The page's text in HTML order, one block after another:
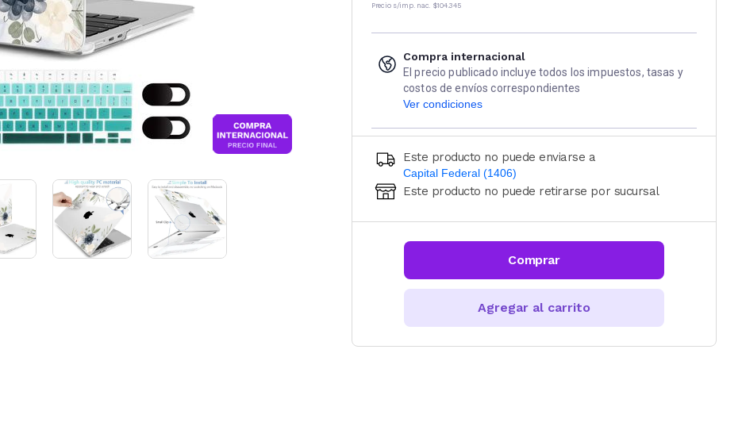
Precio s/imp. nac. $104.345
Compra internacional
El precio publicado incluye todos los impuestos, tasas y
costos de envíos correspondientes
Ver condiciones
Este producto no puede enviarse a
Capital Federal (1406)
Ingresá código postal (sólo números)
CALCULAR
Este producto no puede retirarse por sucursal
Comprar
Agregar al carrito